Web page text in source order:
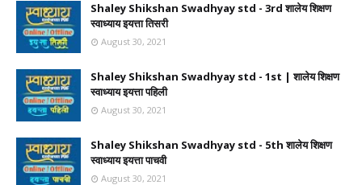
Shaley Shikshan Swadhyay std - 3rd शालेय शिक्षण
स्वाध्याय इयत्ता तिसरी
August 30, 2021
Shaley Shikshan Swadhyay std - 1st | शालेय शिक्षण
स्वाध्याय इयत्ता पहिली
August 30, 2021
Shaley Shikshan Swadhyay std - 5th शालेय शिक्षण
स्वाध्याय इयत्ता पाचवी
August 30, 2021